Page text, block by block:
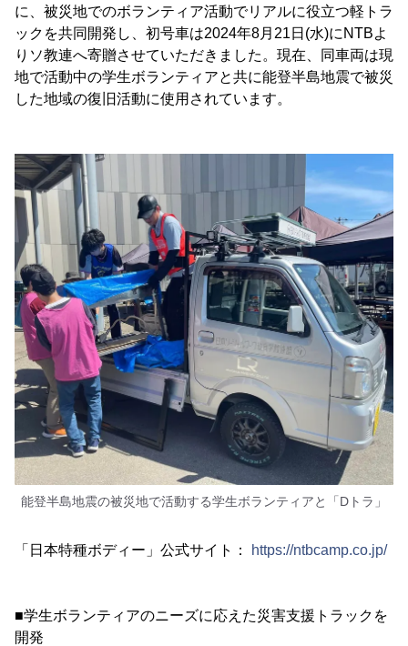
に、被災地でのボランティア活動でリアルに役立つ軽トラ
ックを共同開発し、初号車は2024年8月21日(水)にNTBよ
りソ教連へ寄贈させていただきました。現在、同車両は現
地で活動中の学生ボランティアと共に能登半島地震で被災
した地域の復旧活動に使用されています。
能登半島地震の被災地で活動する学生ボランティアと「Dトラ」
「日本特種ボディー」公式サイト： https://ntbcamp.co.jp/
■学生ボランティアのニーズに応えた災害支援トラックを
開発